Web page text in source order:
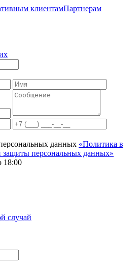
клиентамПартнерам
данных «Политика в
персональных данных»
18:00
случай